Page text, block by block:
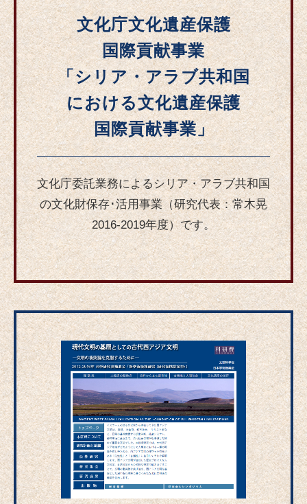
文化庁文化遺産保護
国際貢献事業
「シリア・アラブ共和国
における文化遺産保護
国際貢献事業」
文化庁委託業務によるシリア・アラブ共和国
の文化財保存･活用事業（研究代表：常木晃
2016-2019年度）です。